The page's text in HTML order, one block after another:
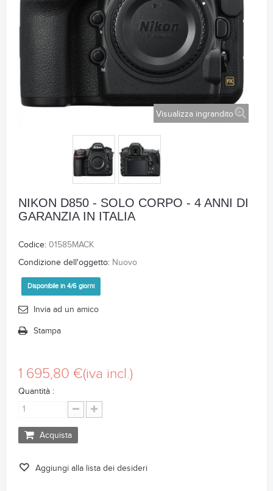
Visualizza ingrandito
NIKON D850 - SOLO CORPO - 4 ANNI DI
GARANZIA IN ITALIA
Codice: 01585MACK
Condizione dell'oggetto: Nuovo
Disponibile in 4/6 giorni
Invia ad un amico
Stampa
1 695,80 €(iva incl.)
Quantità :
Acquista
Aggiungi alla lista dei desideri